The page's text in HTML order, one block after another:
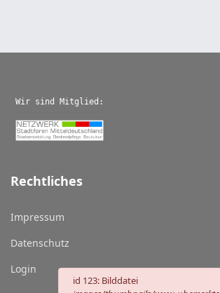
danger
id 123: Bilddatei
Wir sind Mitglied:
Rechtliches
Impressum
Datenschutz
Login